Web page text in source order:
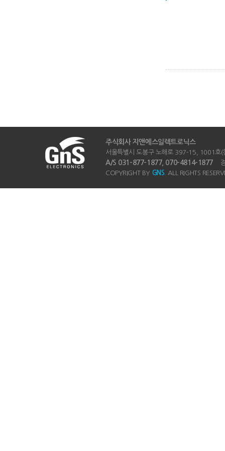
주식회사 지앤에스일렉트로닉스
서울특별시 도봉구 노해로 397-15,
A/S 031-877-1877, 070-4814-1877경
COPYRIGHT BY GNS . ALL RIGHTS